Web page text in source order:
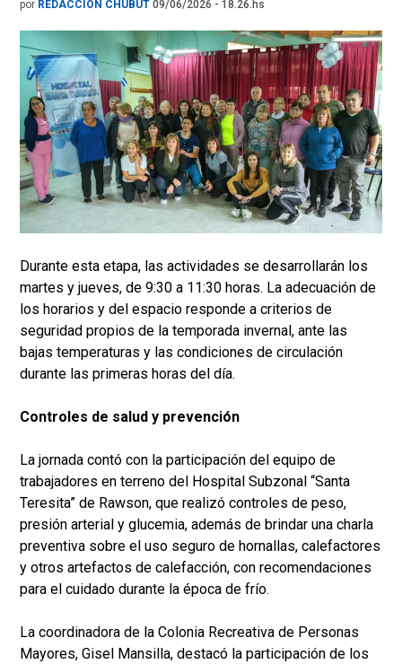
por REDACCIÓN CHUBUT 09/06/2026 - 18.26.hs
Durante esta etapa, las actividades se desarrollarán los
martes y jueves, de 9:30 a 11:30 horas. La adecuación de
los horarios y del espacio responde a criterios de
seguridad propios de la temporada invernal, ante las
bajas temperaturas y las condiciones de circulación
durante las primeras horas del día.
Controles de salud y prevención
La jornada contó con la participación del equipo de
trabajadores en terreno del Hospital Subzonal “Santa
Teresita” de Rawson, que realizó controles de peso,
presión arterial y glucemia, además de brindar una charla
preventiva sobre el uso seguro de hornallas, calefactores
y otros artefactos de calefacción, con recomendaciones
para el cuidado durante la época de frío.
La coordinadora de la Colonia Recreativa de Personas
Mayores, Gisel Mansilla, destacó la participación de los